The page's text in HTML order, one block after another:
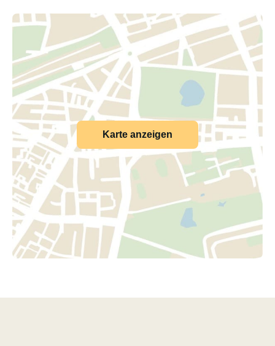
Karte anzeigen